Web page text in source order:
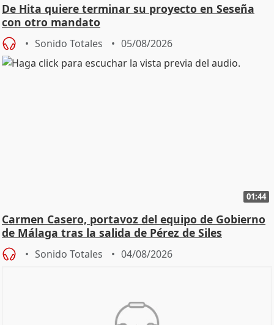
De Hita quiere terminar su proyecto en Seseña
con otro mandato
Sonido Totales 05/08/2026
01:44
Carmen Casero, portavoz del equipo de Gobierno
de Málaga tras la salida de Pérez de Siles
Sonido Totales 04/08/2026